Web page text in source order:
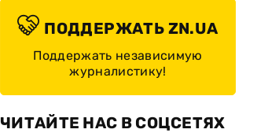
ПОДДЕРЖАТЬ ZN.UA
Поддержать независимую
журналистику!
ЧИТАЙТЕ НАС В СОЦСЕТЯХ